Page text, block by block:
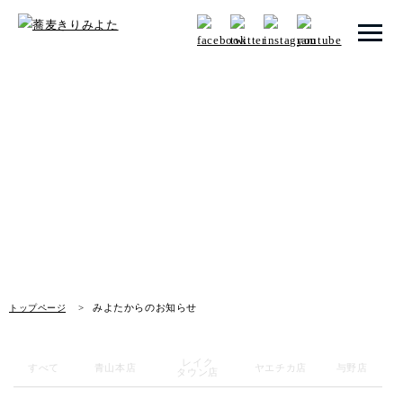
トップページ みよたからのお知らせ
お知らせ
すべて 青山本店
レイク
タウン店
ヤエチカ店 与野店